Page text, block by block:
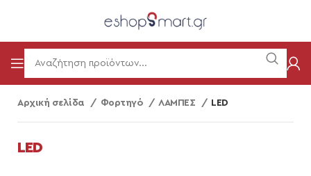
Αρχική σελίδα Φορτηγό ΛΑΜΠΕΣ LED
LED